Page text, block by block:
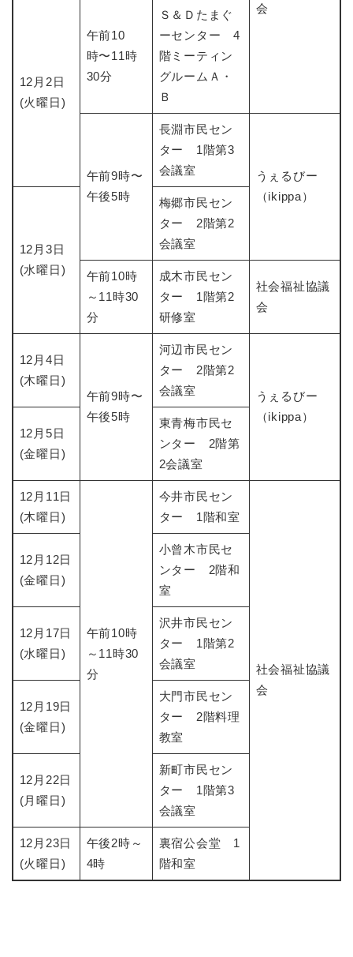
会
12月2日
(火曜日)
午前10
時〜11時
30分
Ｓ＆Ｄたまぐ
ーセンター 4
階ミーティン
グルームＡ・
Ｂ
午前9時〜
午後5時
長淵市民セン
ター 1階第3
会議室
​うぇるびー
（ikippa）
12月3日
(水曜日)
梅郷市民セン
ター 2階第2
会議室
午前10時
～11時30
分
成木市民セン
ター 1階第2
研修室
社会福祉協議
会
12月4日
(木曜日)
午前9時〜
午後5時
河辺市民セン
ター 2階第2
会議室
うぇるびー
（ikippa）​
12月5日
(金曜日)
東青梅市民セ
ンター 2階第
2会議室
12月11日
(木曜日)
午前10時
～11時30
分
今井市民セン
ター 1階和室
社会福祉協議
会
12月12日
(金曜日)
小曾木市民セ
ンター 2階和
室
12月17日
(水曜日)
沢井市民セン
ター 1階第2
会議室
12月19日
(金曜日)
大門市民セン
ター 2階料理
教室
12月22日
(月曜日)
新町市民セン
ター 1階第3
会議室
12月23日
(火曜日)
午後2時～
4時
裏宿公会堂 1
階和室